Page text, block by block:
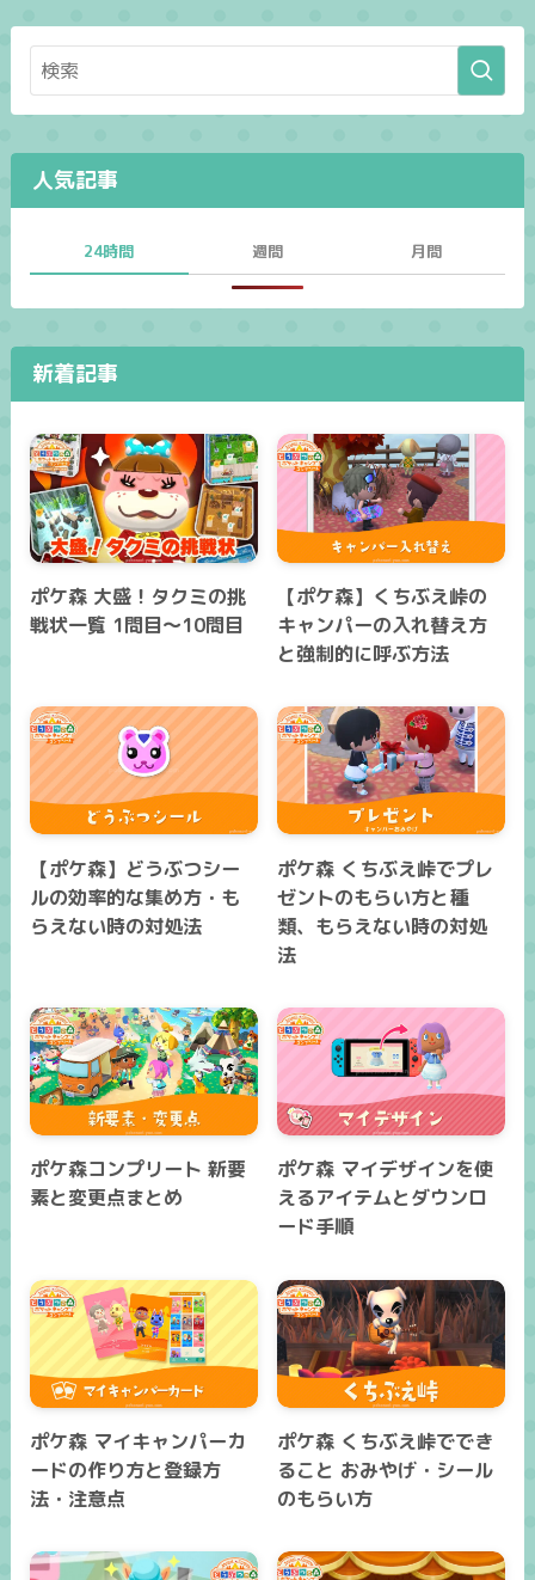
人気記事
24時間 週間 月間
新着記事
ポケ森 大盛！タクミの挑
戦状一覧 1問目～10問目
【ポケ森】くちぶえ峠の
キャンパーの入れ替え方
と強制的に呼ぶ方法
【ポケ森】どうぶつシー
ルの効率的な集め方・も
らえない時の対処法
ポケ森 くちぶえ峠でプレ
ゼントのもらい方と種
類、もらえない時の対処
法
ポケ森コンプリート 新要
素と変更点まとめ
ポケ森 マイデザインを使
えるアイテムとダウンロ
ード手順
ポケ森 マイキャンパーカ
ードの作り方と登録方
法・注意点
ポケ森 くちぶえ峠ででき
ること おみやげ・シール
のもらい方